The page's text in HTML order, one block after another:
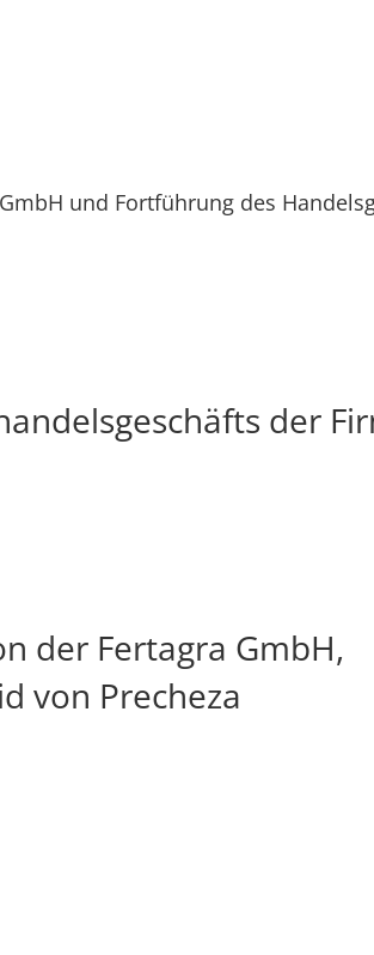
und Fortführung des
der
der Fertagra GmbH,
von Precheza